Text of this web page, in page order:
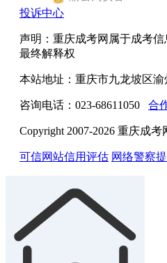
投诉中心
声明：重庆成考网属于成考
最终解释权
本站地址：重庆市九龙坡区渝
咨询电话：023-68611050 合
Copyright 2007-2026 重庆成考
可信网站信用评估 网络警察